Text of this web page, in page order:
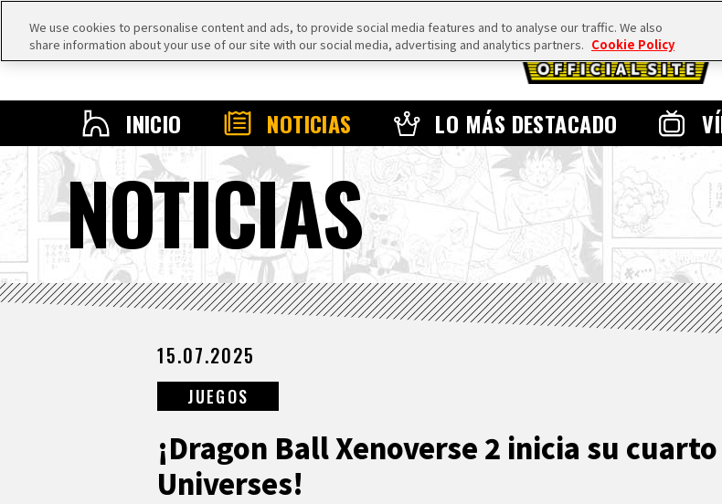
INICIO NOTICIAS LO MÁS DESTACADO
NOTICIAS
15.07.2025
JUEGOS
¡Dragon Ball Xenoverse 2 inicia su
Universes!
We use cookies to personalise content and ads, to provide social media features and to analyse our traffic. We also
share information about your use of our site with our social media, advertising and analytics partners. Cookie Policy